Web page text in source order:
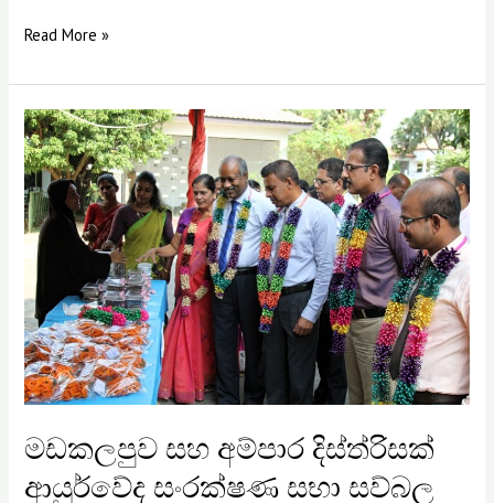
Read More »
මඩකලපුව සහ අම්පාර දිස්ත්රිසක්
ආයුර්වේද සංරක්ෂණ සභා සව්බල
මඩකලපුව
සහ
අම්පාර
දිස්ත්රිසක්
ආයුර්වේද
සංරක්ෂණ
සභා
සව්බල
ගැන්වීමේ
ජාතික
වැඩසටහන්